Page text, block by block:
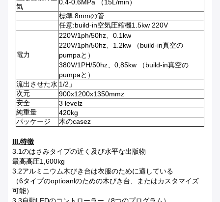
気
0.4-0.6MPa （15L/min）
標準:8mmの管
任意:build-in空気圧縮機1.5kw 220V
電力
220V/1ph/50hz、0.1kw
220V/1ph/50hz、1.2kw （build-in真空の
pumpaと）
380V/1PH/50hz、0,85kw （build-in真空の
pumpaと）
流出させた水 1/2」
次元
900x1200x1350mmz
安全
3 levelz
純重量
420kg
パッケージ
木のcasez
III.特徴
3.1のはさみタイプの近く及び水平な出版物
最高高圧1,600kg
3.2アルミニウム木びき台は衣服のために適している
（6タイプのoptioanlのための木びき台、またはカスタマイズ
可能）